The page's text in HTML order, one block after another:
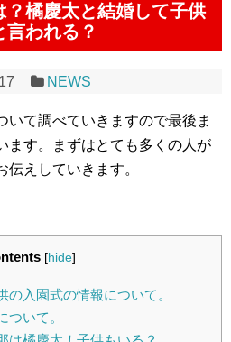
？橘慶太と結婚して子供
言われる？
NEWS
いて調べていきますので最後ま
ます。まずはとても多くの人が
えしていきます。
[hide]
入園式の情報について。
いて。